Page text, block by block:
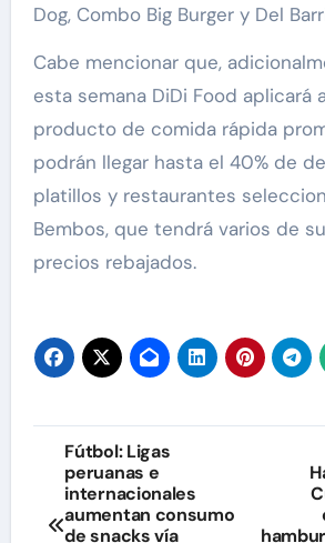
Dog, Combo Big Burger y Del
Cabe mencionar que,
esta semana DiDi Food aplicará
producto de comida rápida
podrán llegar hasta el 40% de
platillos y restaurantes
Bembos, que tendrá varios de
precios rebajados.
Navegación
de
Fútbol: Ligas
peruanas e
internacionales
aumentan consumo
de snacks vía